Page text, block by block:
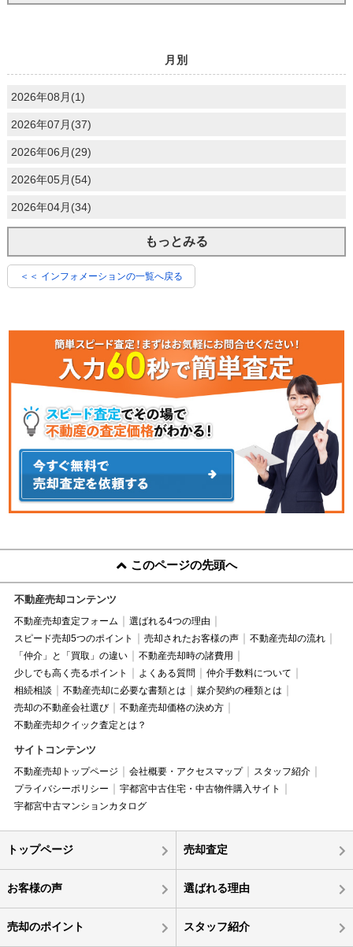
月別
2026年08月(1)
2026年07月(37)
2026年06月(29)
2026年05月(54)
2026年04月(34)
もっとみる
＜＜ インフォメーションの一覧へ戻る
このページの先頭へ
不動産売却コンテンツ
不動産売却査定フォーム
選ばれる4つの理由
スピード売却5つのポイント
売却されたお客様の声
不動産売却の流れ
「仲介」と「買取」の違い
不動産売却時の諸費用
少しでも高く売るポイント
よくある質問
仲介手数料について
相続相談
不動産売却に必要な書類とは
媒介契約の種類とは
売却の不動産会社選び
不動産売却価格の決め方
不動産売却クイック査定とは？
サイトコンテンツ
不動産売却トップページ 会社概要・アクセスマップ
スタッフ紹介
プライバシーポリシー
宇都宮中古住宅・中古物件購入サイト
宇都宮中古マンションカタログ
トップページ 売却査定
お客様の声 選ばれる理由
売却のポイント スタッフ紹介